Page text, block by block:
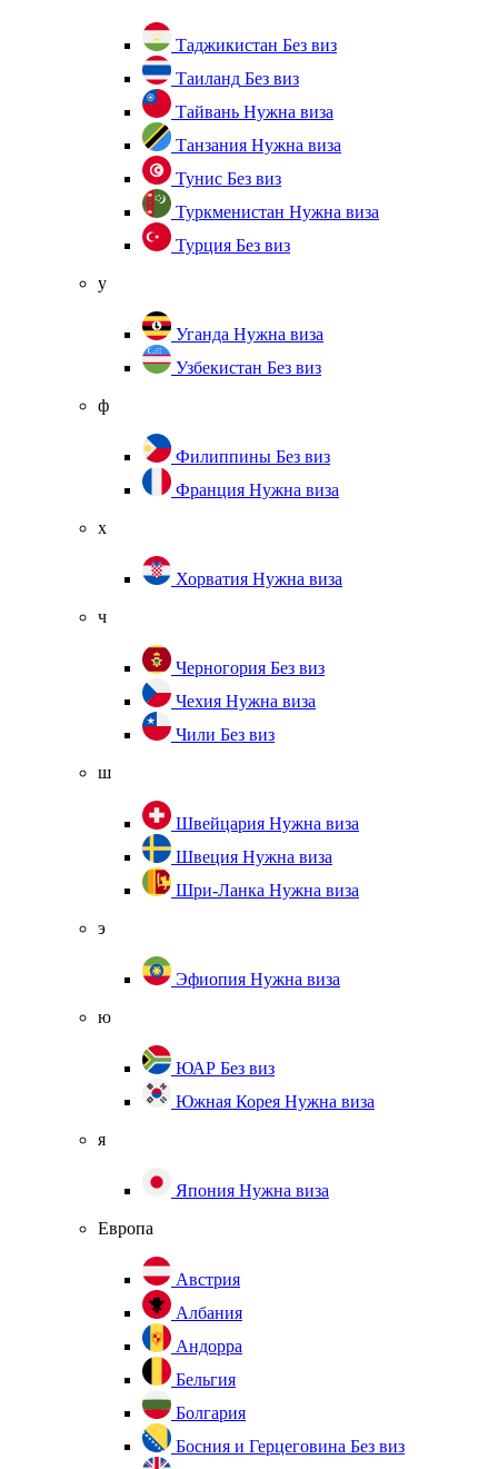
Таджикистан Без виз
Таиланд Без виз
Тайвань Нужна виза
Танзания Нужна виза
Тунис Без виз
Туркменистан Нужна виза
Турция Без виз
у
Уганда Нужна виза
Узбекистан Без виз
ф
Филиппины Без виз
Франция Нужна виза
х
Хорватия Нужна виза
ч
Черногория Без виз
Чехия Нужна виза
Чили Без виз
ш
Швейцария Нужна виза
Швеция Нужна виза
Шри-Ланка Нужна виза
э
Эфиопия Нужна виза
ю
ЮАР Без виз
Южная Корея Нужна виза
я
Япония Нужна виза
Европа
Австрия
Албания
Андорра
Бельгия
Болгария
Босния и Герцеговина Без виз